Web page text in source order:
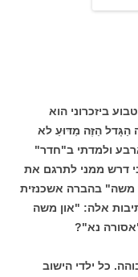
ביזכרוני הוא
הַזֶּה מַדּוּעַ לא
ולמדתי ב"חדר"
דרש ממני לתרגם את
משה" בהברה אשכנזית
תיבות אלה: "און משה
נא"?
כל ילדי הישוב